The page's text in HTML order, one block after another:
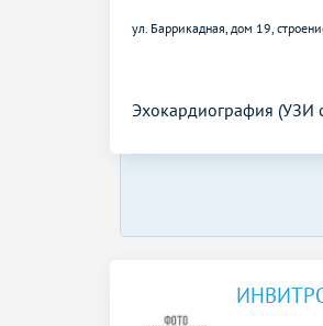
ул. Баррикадная, дом 19,
Эхокардиография (УЗИ